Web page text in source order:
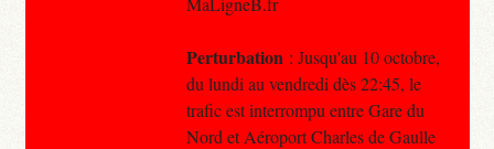
Perturbation : Jusqu'au 10 octobre,
du lundi au vendredi dès 22:45, le
trafic est interrompu entre Gare du
Nord et Aéroport Charles de Gaulle